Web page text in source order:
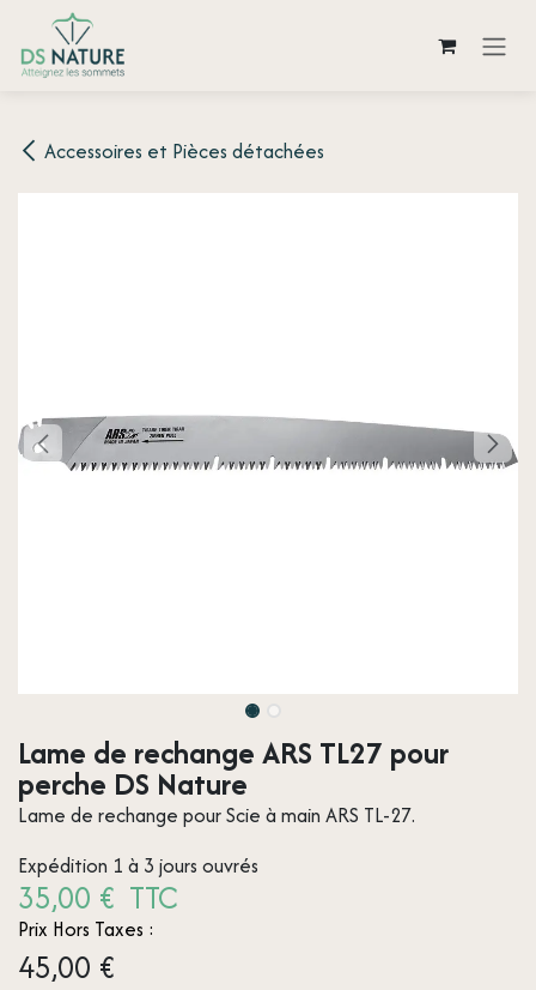
Se rendre au contenu
Accessoires et Pièces détachées
Lame de rechange ARS TL27 pour
perche DS Nature
Lame de rechange pour Scie à main ARS TL-27.
Expédition 1 à 3 jours ouvrés
35,00 € TTC
Prix Hors Taxes :
45,00 €